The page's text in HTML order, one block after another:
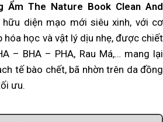
Ẩm The Nature Book Clean And
hữu diện mạo mới siêu xinh, với cơ
hóa học và vật lý dịu nhẹ, được chiết
– BHA – PHA, Rau Má,… mang lại
tế bào chết, bã nhờn trên da đồng
ưu.